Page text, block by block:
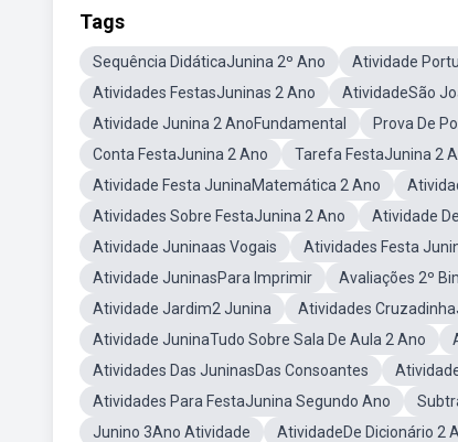
Tags
Sequência DidáticaJunina 2º Ano Atividade
Atividades FestasJuninas 2 Ano
AtividadeSão
Atividade Junina 2 AnoFundamental
Prova De
Conta FestaJunina 2 Ano
Tarefa FestaJunina 2
Atividade Festa JuninaMatemática 2 Ano
Atividades Sobre FestaJunina 2 Ano
Atividade
Atividade Juninaas Vogais
Atividades Festa
Atividade JuninasPara Imprimir
Avaliações 2º
Atividade Jardim2 Junina
Atividades
Atividade JuninaTudo Sobre Sala De Aula 2 Ano
Atividades Das JuninasDas Consoantes
Atividades Para FestaJunina Segundo Ano
Junino 3Ano Atividade
AtividadeDe Dicionário 2